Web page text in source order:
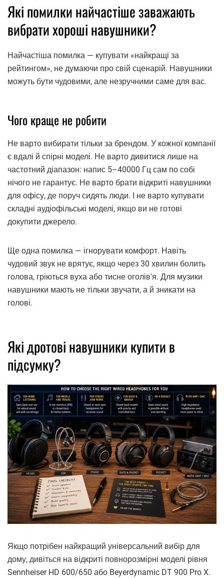
Які помилки найчастіше заважають
вибрати хороші навушники?
Найчастіша помилка — купувати «найкращі за
рейтингом», не думаючи про свій сценарій. Навушники
можуть бути чудовими, але незручними саме для вас.
Чого краще не робити
Не варто вибирати тільки за брендом. У кожної компанії
є вдалі й спірні моделі. Не варто дивитися лише на
частотний діапазон: напис 5–40000 Гц сам по собі
нічого не гарантує. Не варто брати відкриті навушники
для офісу, де поруч сидять люди. І не варто купувати
складні аудіофільські моделі, якщо ви не готові
докупити джерело.
Ще одна помилка — ігнорувати комфорт. Навіть
чудовий звук не врятує, якщо через 30 хвилин болить
голова, гріються вуха або тисне оголів'я. Для музики
навушники мають не тільки звучати, а й зникати на
голові.
Які дротові навушники купити в
підсумку?
Якщо потрібен найкращий універсальний вибір для
дому, дивіться на відкриті повнорозмірні моделі рівня
Sennheiser HD 600/650 або Beyerdynamic DT 900 Pro X.